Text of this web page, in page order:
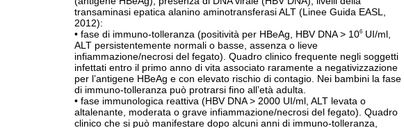
transaminasi epatica alanino aminotransferasi ALT (Linee Guida EASL,
2012):
• fase di immuno-tolleranza (positività per HBeAg, HBV DNA > 106 UI/ml,
ALT persistentemente normali o basse, assenza o lieve
infiammazione/necrosi del fegato). Quadro clinico frequente negli soggetti
infettati entro il primo anno di vita associato raramente a negativizzazione
per l’antigene HBeAg e con elevato rischio di contagio. Nei bambini la fase
di immuno-tolleranza può protrarsi fino all’età adulta.
• fase immunologica reattiva (HBV DNA > 2000 UI/ml, ALT levata o
altalenante, moderata o grave infiammazione/necrosi del fegato). Quadro
clinico che si può manifestare dopo alcuni anni di immuno-tolleranza,